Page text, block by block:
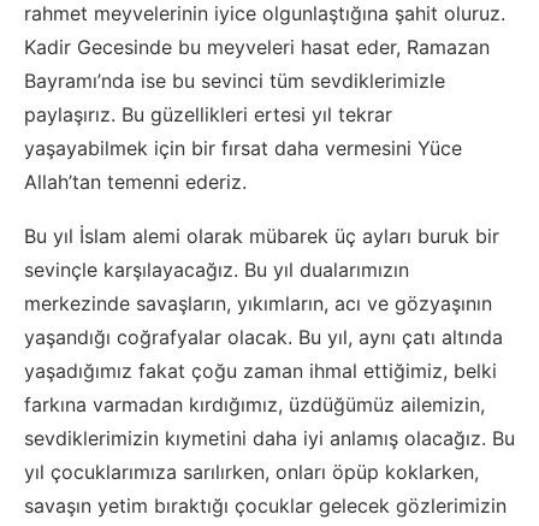
rahmet meyvelerinin iyice olgunlaştığına şahit oluruz.
Kadir Gecesinde bu meyveleri hasat eder, Ramazan
Bayramı’nda ise bu sevinci tüm sevdiklerimizle
paylaşırız. Bu güzellikleri ertesi yıl tekrar
yaşayabilmek için bir fırsat daha vermesini Yüce
Allah’tan temenni ederiz.
Bu yıl İslam alemi olarak mübarek üç ayları buruk bir
sevinçle karşılayacağız. Bu yıl dualarımızın
merkezinde savaşların, yıkımların, acı ve gözyaşının
yaşandığı coğrafyalar olacak. Bu yıl, aynı çatı altında
yaşadığımız fakat çoğu zaman ihmal ettiğimiz, belki
farkına varmadan kırdığımız, üzdüğümüz ailemizin,
sevdiklerimizin kıymetini daha iyi anlamış olacağız. Bu
yıl çocuklarımıza sarılırken, onları öpüp koklarken,
savaşın yetim bıraktığı çocuklar gelecek gözlerimizin